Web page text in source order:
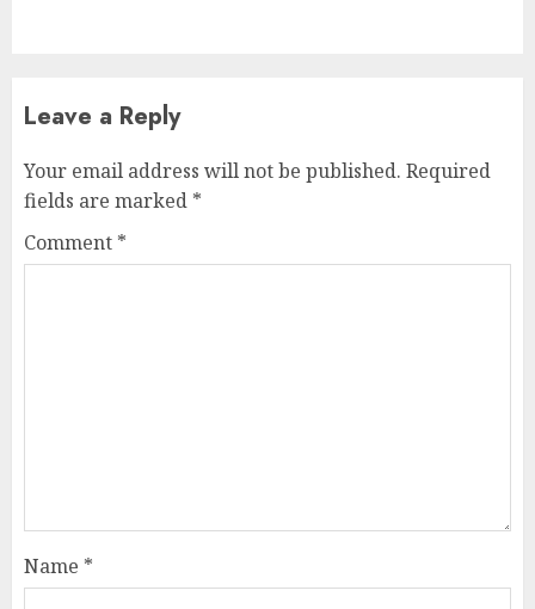
Leave a Reply
Your email address will not be published. Required
fields are marked *
Comment *
Name *